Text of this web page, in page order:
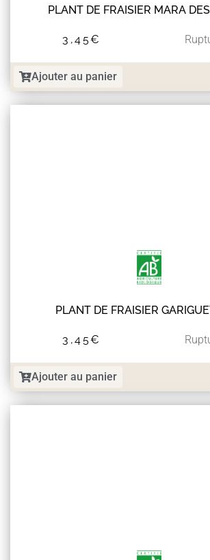
PLANT DE FRAISIER MARA
3,45€
Ajouter au panier
PLANT DE FRAISIER
3,45€
Ajouter au panier